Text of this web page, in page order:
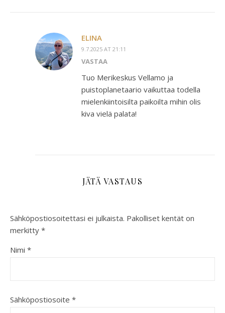
ELINA
9.7.2025 AT 21:11
VASTAA
Tuo Merikeskus Vellamo ja
puistoplanetaario vaikuttaa todella
mielenkiintoisilta paikoilta mihin olis
kiva vielä palata!
JÄTÄ VASTAUS
Sähköpostiosoitettasi ei julkaista. Pakolliset kentät on
merkitty *
Nimi *
Sähköpostiosoite *